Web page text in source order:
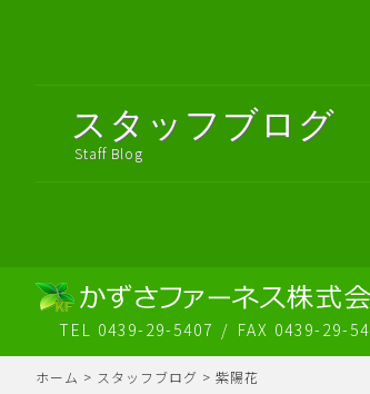
スタッフブログ
Staff Blog
TEL 0439-29-5407 FAX 0439-29-
ホーム > スタッフブログ > 紫陽花